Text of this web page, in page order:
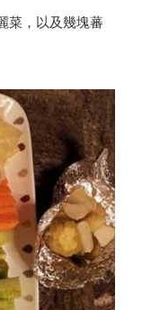
菜，以及幾塊蕃